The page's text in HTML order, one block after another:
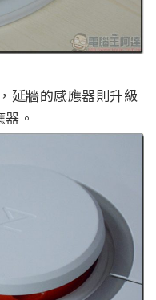
延牆的感應器則升級
。